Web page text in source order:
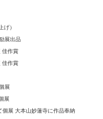
げ）
展出品
佳作賞
佳作賞
展
展
個展 大本山妙蓮寺に作品奉納